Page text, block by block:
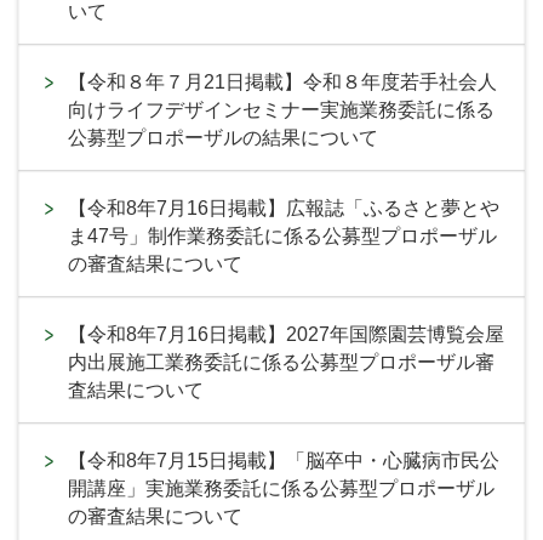
いて
【令和８年７月21日掲載】令和８年度若手社会人
向けライフデザインセミナー実施業務委託に係る
公募型プロポーザルの結果について
【令和8年7月16日掲載】広報誌「ふるさと夢とや
ま47号」制作業務委託に係る公募型プロポーザル
の審査結果について
【令和8年7月16日掲載】2027年国際園芸博覧会屋
内出展施工業務委託に係る公募型プロポーザル審
査結果について
【令和8年7月15日掲載】「脳卒中・心臓病市民公
開講座」実施業務委託に係る公募型プロポーザル
の審査結果について